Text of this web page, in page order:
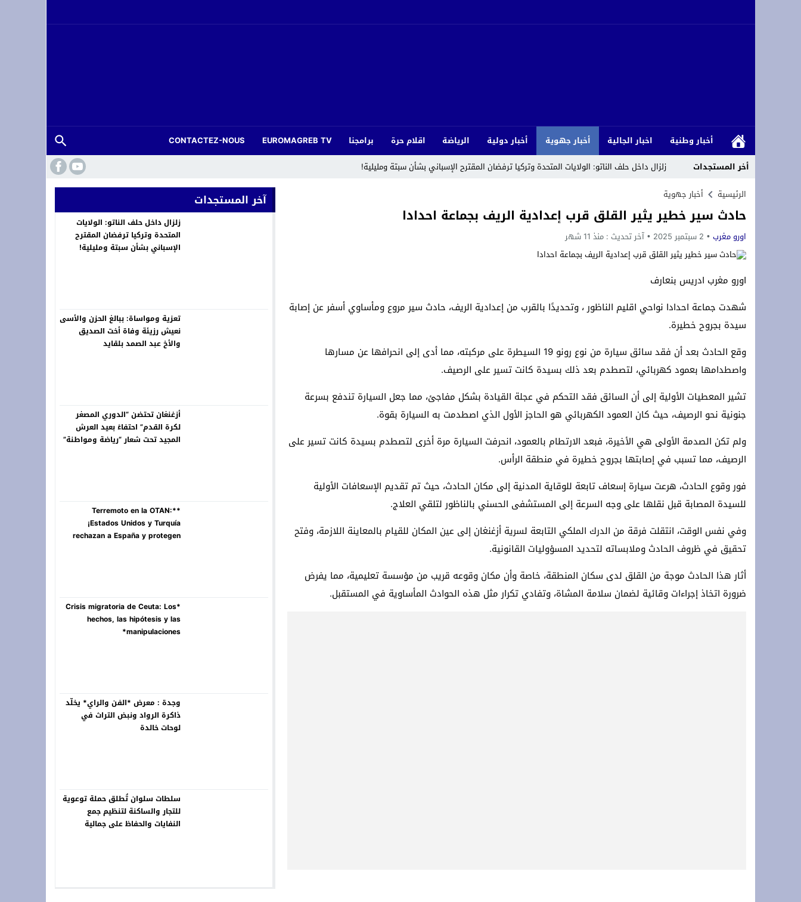
أخبار وطنية اخبار الجالية أخبار جهوية أخبار دولية الرياضة اقلام حرة برامجنا EUROMAGREB TV
CONTACTEZ-NOUS
أخر المستجدات
زلزال داخل حلف الناتو: الولايات المتحدة وتركيا ترفضان المقترح الإسباني بشأن سبتة ومليلية!
تعزية ومواساة: ببالغ الحزن والأسى نعيش رزيئة وفاة أخت الصديق والأخ عبد الصمد بلقايد
أزغنغان تحتضن “الدوري المصغر لكرة القدم” احتفاءً بعيد العرش المجيد تحت شعار “رياضة ومواطنة”
**Terremoto en la OTAN: ¡Estados Unidos y Turquía rechazan a España y protegen Ceuta y Melilla, Marruecos! **
*Crisis migratoria de Ceuta: Los hechos, las hipótesis y las manipulaciones*
سلطات سلوان تُطلق حملة توعوية للتجار والساكنة لتنظيم جمع النفايات والحفاظ على جمالية المدينة
انطلاق الدورة الـ14 للمهرجان الدولي للفنون والثقافة “صيف الأوداية” خلال الفترة الممتدة من 09 إلى 12 أغسطس 2026 بفضاء كورنيش أبي رقراق بالرباط
¿El actual modelo de gestión migratoria es viable y está adaptado al nuevo contexto? (fuente gubernamental marroquí)
الرئيسية أخبار جهوية
حادث سير خطير يثير القلق قرب إعدادية الريف بجماعة احدادا
اورو مغرب 2 سبتمبر 2025 آخر تحديث : منذ 11 شهر
اورو مغرب ادريس بنعارف
شهدت جماعة احدادا نواحي اقليم الناظور ، وتحديدًا بالقرب من إعدادية الريف، حادث سير مروع ومأساوي أسفر عن إصابة
سيدة بجروح خطيرة.
وقع الحادث بعد أن فقد سائق سيارة من نوع رونو 19 السيطرة على مركبته، مما أدى إلى انحرافها عن مسارها
واصطدامها بعمود كهربائي، لتصطدم بعد ذلك بسيدة كانت تسير على الرصيف.
تشير المعطيات الأولية إلى أن السائق فقد التحكم في عجلة القيادة بشكل مفاجئ، مما جعل السيارة تندفع بسرعة
جنونية نحو الرصيف، حيث كان العمود الكهربائي هو الحاجز الأول الذي اصطدمت به السيارة بقوة.
ولم تكن الصدمة الأولى هي الأخيرة، فبعد الارتطام بالعمود، انحرفت السيارة مرة أخرى لتصطدم بسيدة كانت تسير على
الرصيف، مما تسبب في إصابتها بجروح خطيرة في منطقة الرأس.
فور وقوع الحادث، هرعت سيارة إسعاف تابعة للوقاية المدنية إلى مكان الحادث، حيث تم تقديم الإسعافات الأولية
للسيدة المصابة قبل نقلها على وجه السرعة إلى المستشفى الحسني بالناظور لتلقي العلاج.
وفي نفس الوقت، انتقلت فرقة من الدرك الملكي التابعة لسرية أزغنغان إلى عين المكان للقيام بالمعاينة اللازمة، وفتح
تحقيق في ظروف الحادث وملابساته لتحديد المسؤوليات القانونية.
أثار هذا الحادث موجة من القلق لدى سكان المنطقة، خاصة وأن مكان وقوعه قريب من مؤسسة تعليمية، مما يفرض
ضرورة اتخاذ إجراءات وقائية لضمان سلامة المشاة، وتفادي تكرار مثل هذه الحوادث المأساوية في المستقبل.
آخر المستجدات
زلزال داخل حلف الناتو: الولايات
المتحدة وتركيا ترفضان المقترح
الإسباني بشأن سبتة ومليلية!
تعزية ومواساة: ببالغ الحزن والأسى
نعيش رزيئة وفاة أخت الصديق
والأخ عبد الصمد بلقايد
أزغنغان تحتضن “الدوري المصغر
لكرة القدم” احتفاءً بعيد العرش
المجيد تحت شعار “رياضة ومواطنة”
**Terremoto en la OTAN:
¡Estados Unidos y Turquía
rechazan a España y protegen
*Crisis migratoria de Ceuta: Los
hechos, las hipótesis y las
manipulaciones*
وجدة : معرض *الفن والراي* يخلّد
ذاكرة الرواد ونبض التراث في
لوحات خالدة
سلطات سلوان تُطلق حملة توعوية
للتجار والساكنة لتنظيم جمع
النفايات والحفاظ على جمالية